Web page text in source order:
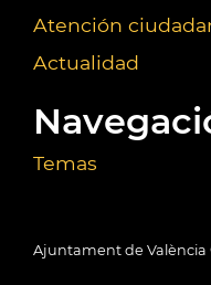
Atención
Actualidad
Temas
Ajuntament de València